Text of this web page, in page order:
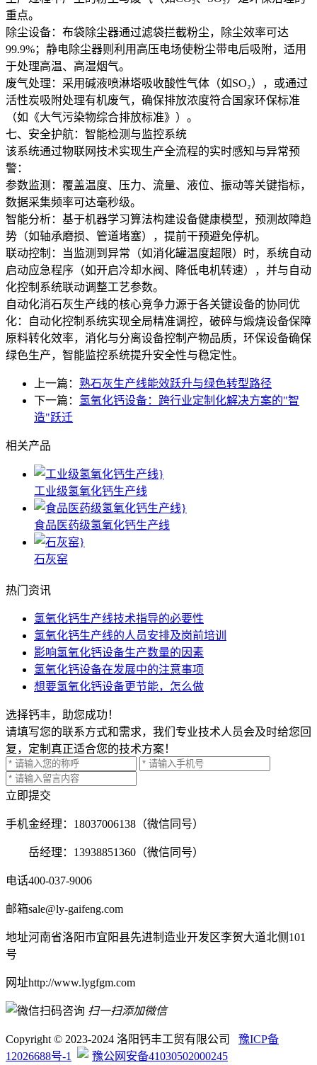
重点。
除尘设备：布袋除尘器通过滤袋拦截粉尘，除尘效率可达
99.9%；静电除尘器则利用高压电场使粉尘带电后吸附，适用
于处理高温、高湿烟气。
废气处理：采用碱液喷淋塔吸收酸性气体（如SO₂），或通过
活性炭吸附处理有机废气，确保排放浓度符合国家环保标准
（如《大气污染物综合排放标准》）。
七、安全护航：智能检测与监控系统
该系统通过物联网技术实现生产全流程的实时感知与异常预
警：
参数监测：覆盖温度、压力、流量、液位、振动等关键指标，
数据采集频率可达毫秒级。
智能分析：基于机器学习算法构建设备健康模型，预测故障趋
势（如轴承磨损、管道堵塞），提前干预避免停机。
联动控制：当监测到异常（如消化罐温度超限）时，系统自动
启动应急程序（如开启冷却水阀、降低电机转速），并与自动
化控制系统联动调整工艺参数。
自动化消石灰生产线的核心竞争力源于各关键设备的协同优
化：自动化控制系统实现全局精准调控，破碎与煅烧设备保障
原料转化效率，消化与分离设备控制产物品质，环保设备确保
绿色生产，智能监控系统提升安全性与稳定性。
上一篇： 熟石灰生产线能效跃升与绿色转型路径
下一篇： 氢氧化钙设备：跨行业定制化解决方案的"智
造"跃迁
相关产品
工业级氢氧化钙生产线
食品医药级氢氧化钙生产线
石灰窑
热门资讯
氢氧化钙生产线技术指导的必要性
氢氧化钙生产线的人员安排及岗前培训
影响氢氧化钙设备生产数量的因素
氢氧化钙设备在发展中的注意事项
想要氢氧化钙设备更节能，怎么做
选择钙丰，助您成功！
请填写您的联系方式和需求，我们专业技术人员会及时给您回
复，定制真正适合您的技术方案！
立即提交
手机金经理：18037006138（微信同号）
岳经理：13938851360（微信同号）
电话400-037-9006
邮箱sale@ly-gaifeng.com
地址河南省洛阳市宜阳县先进制造业开发区李贺大道北侧101
号
网址http://www.lygfgm.com
扫一扫添加微信
Copyright © 2023-2024 洛阳钙丰工贸有限公司 豫ICP备
12026688号-1
豫公网安备41030502000245